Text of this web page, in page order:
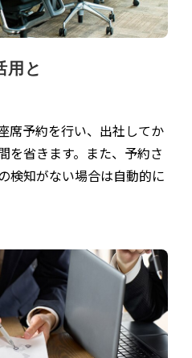
用と
席予約を行い、出社してか
を省きます。また、予約さ
検知がない場合は自動的に